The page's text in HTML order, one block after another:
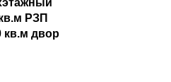
РЗП
кв.м двор